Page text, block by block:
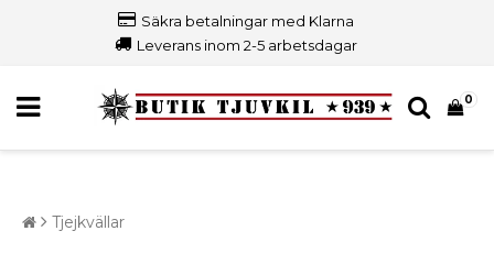
Säkra betalningar med Klarna
Leverans inom 2-5 arbetsdagar
0
Tjejkvällar